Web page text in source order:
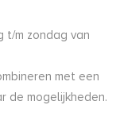
t/m zondag van
met een
de mogelijkheden.